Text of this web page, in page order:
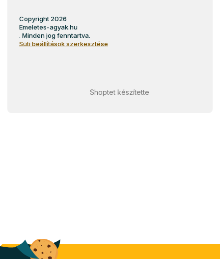
Shoptet készítette
Copyright 2026
Emeletes-agyak.hu
. Minden jog fenntartva.
Süti beállítások szerkesztése